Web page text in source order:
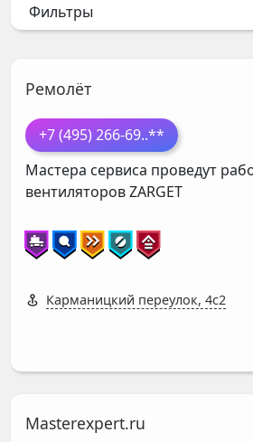
Фильтры
Ремолёт
+7 (495) 266-69..**
Мастера сервиса проведут
вентиляторовZARGET
Карманицкий переулок, 4с2
Masterexpert.ru